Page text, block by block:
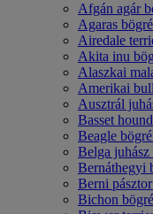
Afgán agár
Agaras
Airedale
Akita inu
Alaszkai
Amerikai
Ausztrál
Basset
Beagle
Belga
Bernáthegyi
Berni
Bichon